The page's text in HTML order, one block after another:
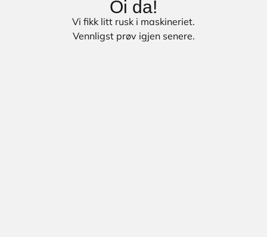
Oi da!
Vi fikk litt rusk i maskineriet.
Vennligst prøv igjen senere.